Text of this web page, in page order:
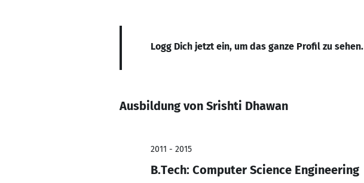
Logg Dich jetzt ein, um das ganze Profil zu sehen.
Ausbildung von Srishti Dhawan
2011 - 2015
B.Tech: Computer Science Engineering